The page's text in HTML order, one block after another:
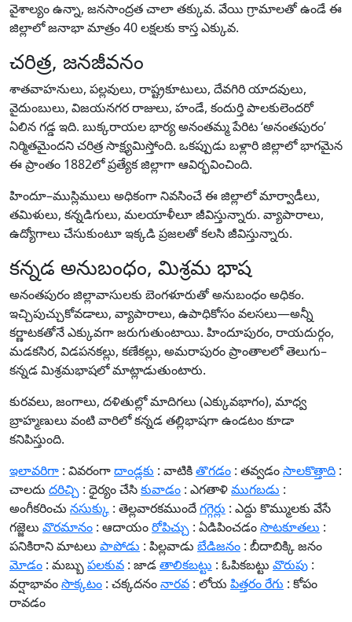
వైశాల్యం ఉన్నా, జనసాంద్రత చాలా తక్కువ. వేయి గ్రామాలతో ఉండే ఈ
జిల్లాలో జనాభా మాత్రం 40 లక్షలకు కాస్త ఎక్కువ.
చరిత్ర, జనజీవనం
శాతవాహనులు, పల్లవులు, రాష్ట్రకూటులు, దేవగిరి యాదవులు,
వైదుంబులు, విజయనగర రాజులు, హండే, కందుర్తి పాలకులెందరో
ఏలిన గడ్డ ఇది. బుక్కరాయల భార్య అనంతమ్మ పేరిట ‘అనంతపురం’
నిర్మితమైందని చరిత్ర సాక్ష్యమిస్తోంది. ఒకప్పుడు బళ్లారి జిల్లాలో భాగమైన
ఈ ప్రాంతం 1882లో ప్రత్యేక జిల్లాగా ఆవిర్భవించింది.
హిందూ–ముస్లిములు అధికంగా నివసించే ఈ జిల్లాలో మార్వాడీలు,
తమిళులు, కన్నడిగులు, మలయాళీలూ జీవిస్తున్నారు. వ్యాపారాలు,
ఉద్యోగాలు చేసుకుంటూ ఇక్కడి ప్రజలతో కలసి జీవిస్తున్నారు.
కన్నడ అనుబంధం, మిశ్రమ భాష
అనంతపురం జిల్లావాసులకు బెంగళూరుతో అనుబంధం అధికం.
ఇచ్చిపుచ్చుకోవడాలు, వ్యాపారాలు, ఉపాధికోసం వలసలు—అన్నీ
కర్ణాటకతోనే ఎక్కువగా జరుగుతుంటాయి. హిందూపురం, రాయదుర్గం,
మడకసిర, విడపనకల్లు, కణేకల్లు, అమరాపురం ప్రాంతాలలో తెలుగు–
కన్నడ మిశ్రమభాషలో మాట్లాడుతుంటారు.
కురవలు, జంగాలు, దళితుల్లో మాదిగలు (ఎక్కువభాగం), మాధ్వ
బ్రాహ్మణులు వంటి వారిలో కన్నడ తల్లిభాషగా ఉండటం కూడా
కనిపిస్తుంది.
ఇలావరిగా : వివరంగాదాండ్లకు : వాటికితొగడం : తవ్వడంసాలకొత్తాది :
చాలదు దరిచ్చి : ధైర్యం చేసికువాడం : ఎగతాళిముగబడు :
అంగీకరించు నసుక్కు : తెల్లవారకముందేగగ్గెర్లు : ఎద్దు కొమ్ములకు వేసే
గజ్జెలు వొరమానం : ఆదాయంరోపిచ్చు : ఏడిపించడంసొటకూతల ు :
పనికిరాని మాటలు పాపోడు : పిల్లవాడు బేడిజనం : బీదాబిక్కి జనం
మోడం : మబ్బుపలకువ : జాడతాలికబట్ టు : ఓపికబట్టు వొరుపు :
వర్షాభావంసొక్కటం : చక్కదనంనారవ : లోయ పిత్తరం రేగు : కోపం
రావడం